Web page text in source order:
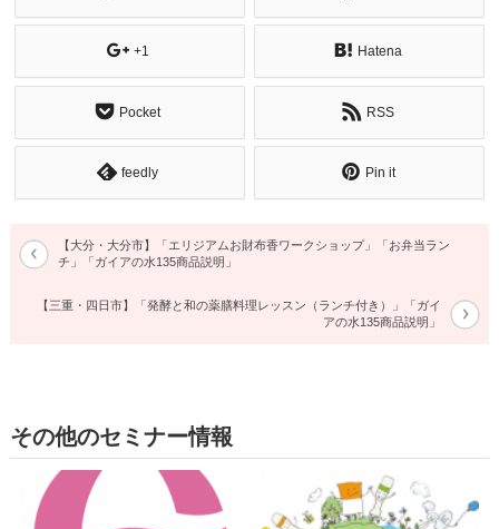
+1 Hatena
Pocket RSS
feedly Pin it
【大分・大分市】「エリジアムお財布香ワークショップ」「お弁当ラン
チ」「ガイアの水135商品説明」
【三重・四日市】「発酵と和の薬膳料理レッスン（ランチ付き）」「ガイ
アの水135商品説明」
その他のセミナー情報